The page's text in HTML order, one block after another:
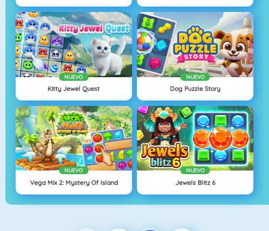
NUEVO
Kitty Jewel Quest
NUEVO
Dog Puzzle Story
NUEVO
Vega Mix 2: Mystery Of Island
NUEVO
Jewels Blitz 6